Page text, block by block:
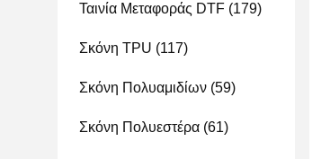
Ταινία Μεταφοράς DTF (179)
Σκόνη TPU (117)
Σκόνη Πολυαμιδίων (59)
Σκόνη Πολυεστέρα (61)